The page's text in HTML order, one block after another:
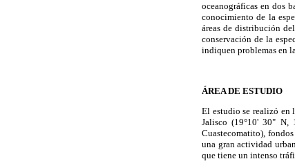
oceanográficas en dos
conocimiento de la
áreas de distribución
conservación de la
indiquen problemas en
ÁREA DE ESTUDIO
El estudio se realizó en
Jalisco (19°10' 30" N,
Cuastecomatito),
una gran actividad
que tiene un intenso